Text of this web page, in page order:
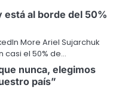
está al borde del 50%
More Ariel Sujarchuk
casi el 50% de…
nunca, elegimos
país”